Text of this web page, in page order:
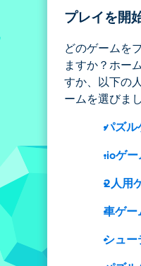
プレイを開
どのゲームを
ますか？ホー
すか、以下の
ームを選びま
パズル
.ioゲー
2人用
車ゲー
シュー